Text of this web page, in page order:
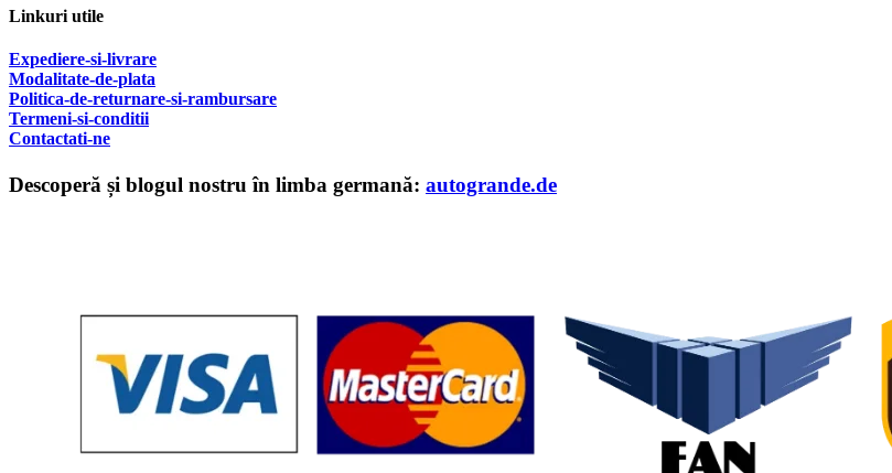
Linkuri utile
Expediere-si-livrare
Modalitate-de-plata
Politica-de-returnare-si-rambursare
Termeni-si-conditii
Contactati-ne
Descoperă și blogul nostru în limba germană: autogrande.de